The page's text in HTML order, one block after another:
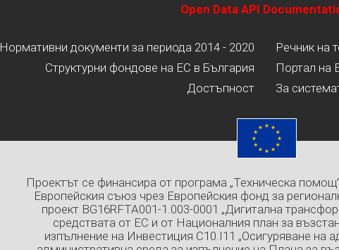
Open Data API
Нормативни документи за периода 2014 - 2020
Структурни фондове на ЕС в България
Достъпност
Речник на
Портал на
За
Проектът се финансира от програма „Техническа
Европейския съюз чрез Европейския фонд за
проект BG16RFTA001-1.003-0001 „Дигитална
средствата от ЕС и от Националния план за
изпълнение на Инвестиция C10.I11 „Осигуряване на